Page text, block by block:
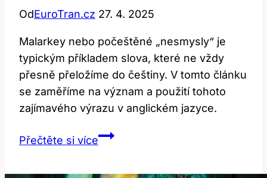
OdEuroTran.cz 27. 4. 2025
Malarkey nebo počeštěné „nesmysly“ je
typickým příkladem slova, které ne vždy
přesně přeložíme do češtiny. V tomto článku
se zaměříme na význam a použití tohoto
zajímavého výrazu v anglickém jazyce.
Přečtěte si víceMalarkey: